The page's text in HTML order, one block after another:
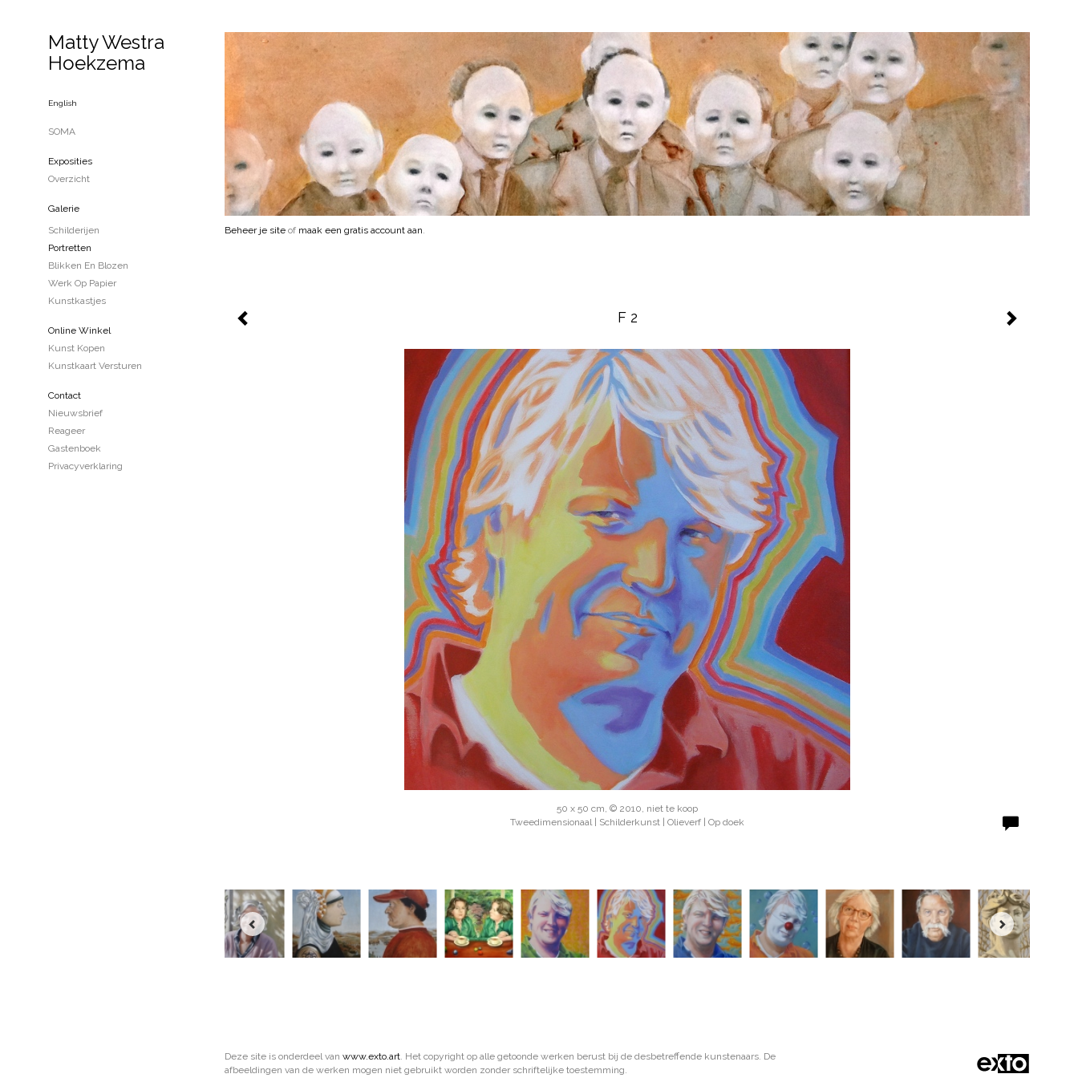
Beheer je site of maak een gratis account aan.
F 2
50 x 50 cm, © 2010, niet te koop
Tweedimensionaal | Schilderkunst | Olieverf | Op doek
Matty Westra
Hoekzema
English
SOMA
Exposities
Overzicht
Galerie
Schilderijen
Portretten
Blikken En Blozen
Werk Op Papier
Kunstkastjes
Online Winkel
Kunst Kopen
Kunstkaart Versturen
Contact
Nieuwsbrief
Reageer
Gastenboek
Privacyverklaring
Deze site is onderdeel van www.exto.art. Het copyright op alle getoonde werken berust bij de desbetreffende kunstenaars. De
afbeeldingen van de werken mogen niet gebruikt worden zonder schriftelijke toestemming.